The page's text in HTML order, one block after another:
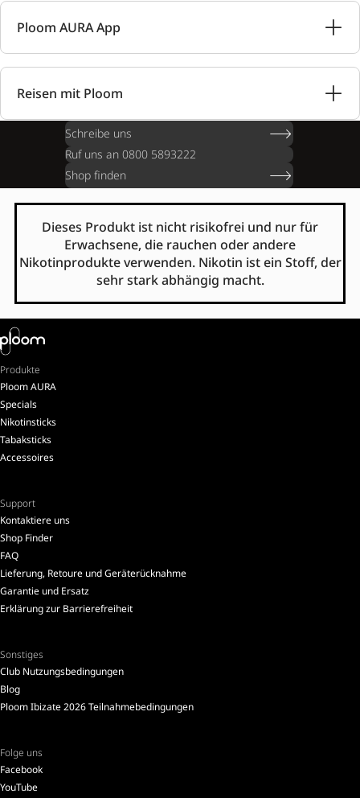
Ploom AURA App
Reisen mit Ploom
Schreibe uns
Ruf uns an 0800 5893222
Shop finden
Dieses Produkt ist nicht risikofrei und nur für
Erwachsene, die rauchen oder andere
Nikotinprodukte verwenden. Nikotin ist ein Stoff, der
sehr stark abhängig macht.
Produkte
Ploom AURA
Specials
Nikotinsticks
Tabaksticks
Accessoires
Support
Kontaktiere uns
Shop Finder
FAQ
Lieferung, Retoure und Geräterücknahme
Garantie und Ersatz
Erklärung zur Barrierefreiheit
Sonstiges
Club Nutzungsbedingungen
Blog
Ploom Ibizate 2026 Teilnahmebedingungen
Folge uns
Facebook
YouTube